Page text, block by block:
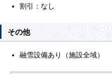
割引：なし
その他
融雪設備あり（施設全域）